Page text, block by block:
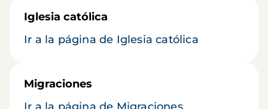
Iglesia católica
Ir a la página de Iglesia católica
Migraciones